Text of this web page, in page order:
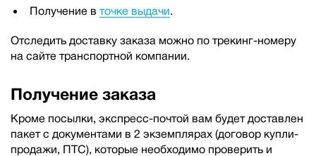
Получение в точке выдачи.
Отследить доставку заказа можно по трекинг-номеру
на сайте транспортной компании.
Получение заказа
Кроме посылки, экспресс-почтой вам будет доставлен
пакет с документами в 2 экземплярах (договор купли-
продажи, ПТС), которые необходимо проверить и